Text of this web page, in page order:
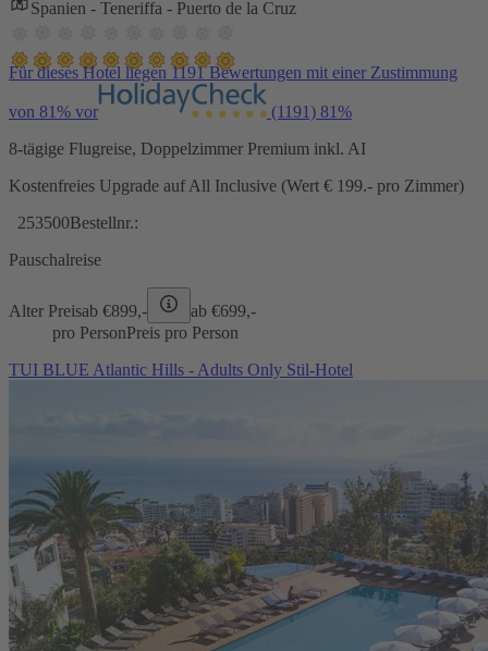
Spanien - Teneriffa - Puerto de la Cruz
Für dieses Hotel liegen 1191 Bewertungen mit einer Zustimmung
von 81% vor (1191) 81%
8-tägige Flugreise, Doppelzimmer Premium inkl. AI
Kostenfreies Upgrade auf All Inclusive (Wert € 199.- pro Zimmer)
253500Bestellnr.:
Pauschalreise
Alter Preisab €899,- ab €699,-
pro PersonPreis pro Person
TUI BLUE Atlantic Hills - Adults Only Stil-Hotel